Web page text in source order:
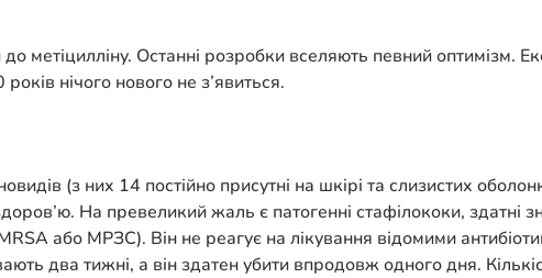
до метіцилліну. Останні розробки вселяють певний оптимізм.
нічого нового не з’явиться.
(з них 14 постійно присутні на шкірі та слизистих
На превеликий жаль є патогенні стафілококи, здатні
або МРЗС). Він не реагує на лікування відомими
два тижні, а він здатен убити впродовж одного дня.